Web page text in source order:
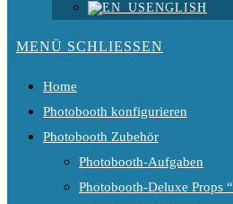
ENGLISH
MENÜ SCHLIESSEN
Home
Photobooth konfigurieren
Photobooth Zubehör
Photobooth-Aufgaben
Photobooth-Deluxe Props